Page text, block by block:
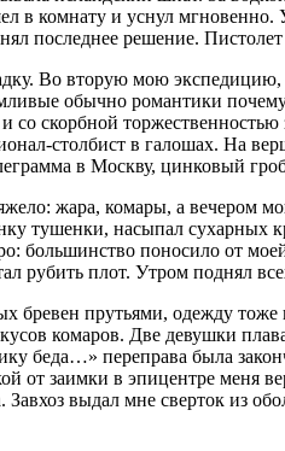
комнату и уснул
последнее решение.
Во вторую мою
обычно романтики
скорбной
столбист в галошах. На
в Москву, цинковый
жара, комары, а вечером
тушенки, насыпал
большинство поносило от
рубить плот. Утром поднял
бревен прутьями, одежду
комаров. Две девушки
беда…» переправа была
от заимки в эпицентре меня
Завхоз выдал мне сверток из